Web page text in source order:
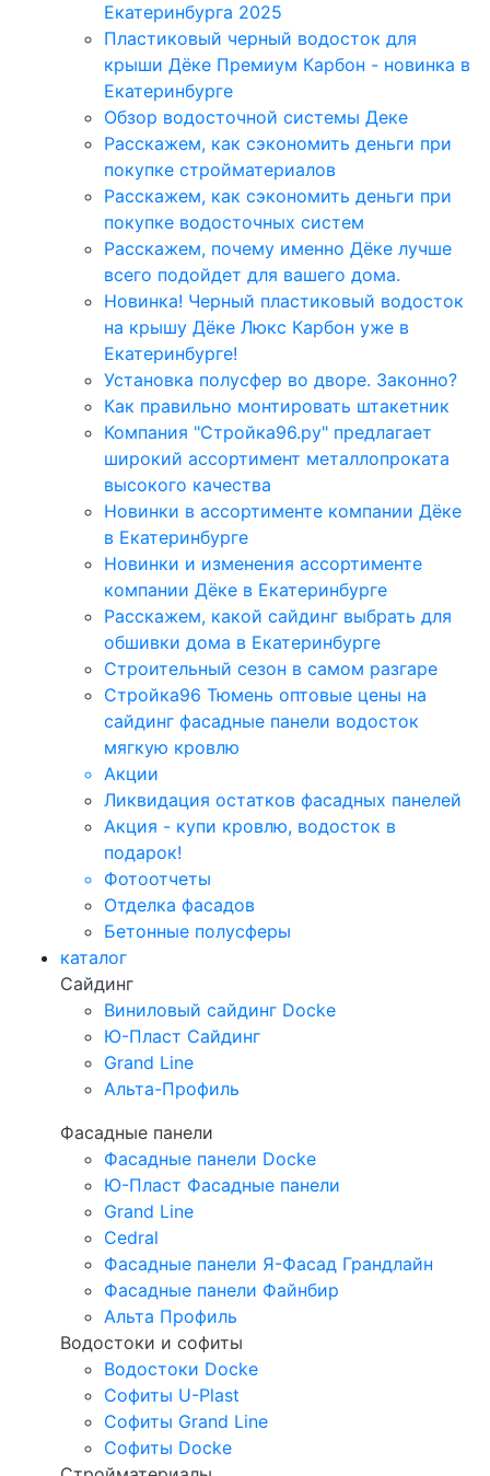
Екатеринбурга 2025
Пластиковый черный водосток для
крыши Дёке Премиум Карбон - новинка в
Екатеринбурге
Обзор водосточной системы Деке
Расскажем, как сэкономить деньги при
покупке стройматериалов
Расскажем, как сэкономить деньги при
покупке водосточных систем
Расскажем, почему именно Дёке лучше
всего подойдет для вашего дома.
Новинка! Черный пластиковый водосток
на крышу Дёке Люкс Карбон уже в
Екатеринбурге!
Установка полусфер во дворе. Законно?
Как правильно монтировать штакетник
Компания "Стройка96.ру" предлагает
широкий ассортимент металлопроката
высокого качества
Новинки в ассортименте компании Дёке
в Екатеринбурге
Новинки и изменения ассортименте
компании Дёке в Екатеринбурге
Расскажем, какой сайдинг выбрать для
обшивки дома в Екатеринбурге
Строительный сезон в самом разгаре
Стройка96 Тюмень оптовые цены на
сайдинг фасадные панели водосток
мягкую кровлю
Акции
Ликвидация остатков фасадных панелей
Акция - купи кровлю, водосток в
подарок!
Фотоотчеты
Отделка фасадов
Бетонные полусферы
каталог
Сайдинг
Виниловый сайдинг Docke
Ю-Пласт Сайдинг
Grand Line
Альта-Профиль
Фасадные панели
Фасадные панели Docke
Ю-Пласт Фасадные панели
Grand Line
Cedral
Фасадные панели Я-Фасад Грандлайн
Фасадные панели Файнбир
Альта Профиль
Водостоки и софиты
Водостоки Docke
Софиты U-Plast
Софиты Grand Line
Софиты Docke